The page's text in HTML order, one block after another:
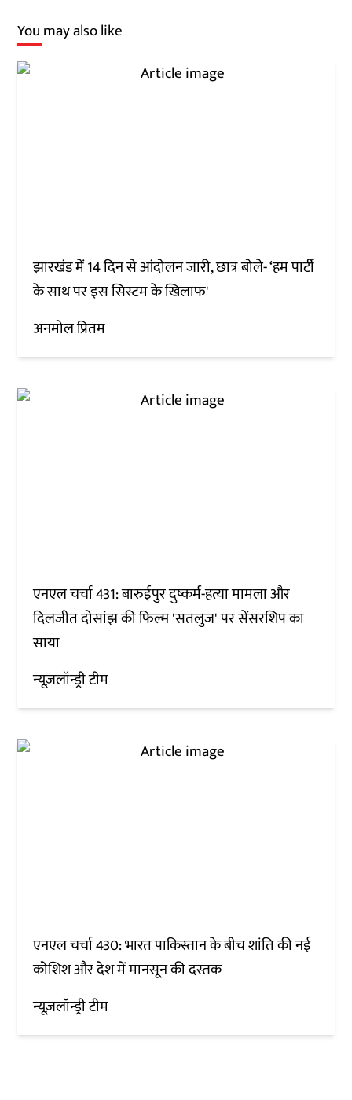
You may also like
झारखंड में 14 दिन से आंदोलन जारी, छात्र बोले- ‘हम पार्टी
के साथ पर इस सिस्टम के खिलाफ'
अनमोल प्रितम
एनएल चर्चा 431: बारुईपुर दुष्कर्म-हत्या मामला और
दिलजीत दोसांझ की फिल्म 'सतलुज' पर सेंसरशिप का
साया
न्यूज़लॉन्ड्री टीम
एनएल चर्चा 430: भारत पाकिस्तान के बीच शांति की नई
कोशिश और देश में मानसून की दस्तक
न्यूज़लॉन्ड्री टीम